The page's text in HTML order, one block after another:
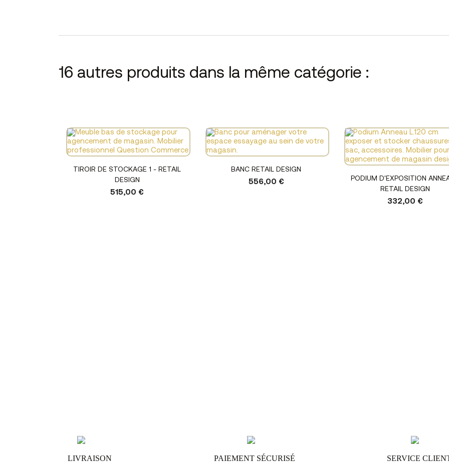
16 autres produits dans la même catégorie :
Voir le produit
TIROIR DE STOCKAGE 1 - RETAIL
DESIGN
515,00 €
Voir le produit
BANC RETAIL DESIGN
556,00 €
Voir le produit
PODIUM D'EXPOSITION
RETAIL DESIGN
332,00 €
LIVRAISON PAIEMENT SÉCURISÉ SERVICE